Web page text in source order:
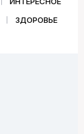
ЗДОРОВЬЕ